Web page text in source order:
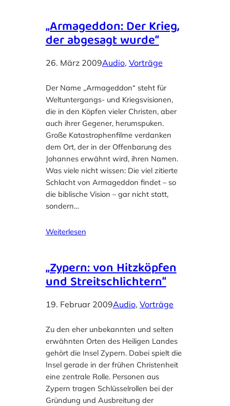
„Armageddon: Der Krieg,
der abgesagt wurde“
26. März 2009Audio, Vorträge
Der Name „Armageddon“ steht für
Weltuntergangs- und Kriegsvisionen,
die in den Köpfen vieler Christen, aber
auch ihrer Gegener, herumspuken.
Große Katastrophenfilme verdanken
dem Ort, der in der Offenbarung des
Johannes erwähnt wird, ihren Namen.
Was viele nicht wissen: Die viel zitierte
Schlacht von Armageddon findet – so
die biblische Vision – gar nicht statt,
sondern…
Weiterlesen
„Zypern: von Hitzköpfen
und Streitschlichtern“
19. Februar 2009Audio, Vorträge
Zu den eher unbekannten und selten
erwähnten Orten des Heiligen Landes
gehört die Insel Zypern. Dabei spielt die
Insel gerade in der frühen Christenheit
eine zentrale Rolle. Personen aus
Zypern tragen Schlüsselrollen bei der
Gründung und Ausbreitung der